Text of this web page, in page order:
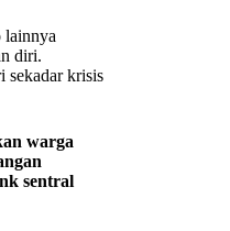
lainnya
diri.
sekadar krisis
warga
sentral